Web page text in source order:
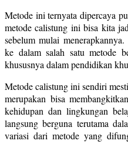
Metode ini ternyata dipercaya
metode calistung ini bisa kita
sebelum mulai
ke dalam salah satu metode
khususnya dalam pendidikan
Metode calistung ini sendiri
merupakan bisa
kehidupan dan lingkungan
langsung berguna terutama
variasi dari metode yang